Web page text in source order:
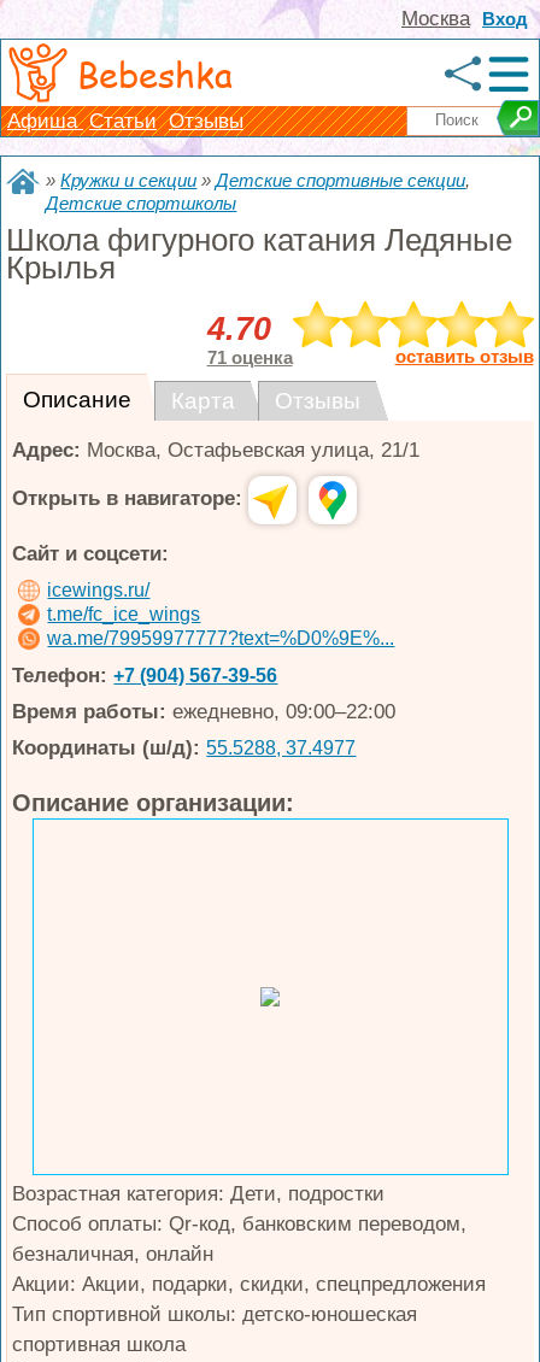
Вход
Москва
Bebeshka
Афиша Статьи Отзывы
»Кружки и секции »Детские спортивные секции,
Детские спортшколы
Школа фигурного катания Ледяные
Крылья
4.70
71 оценка оставить отзыв
Описание Карта Отзывы
Адрес: Москва,Остафьевская улица, 21/1
Открыть в навигаторе:
Сайт и соцсети:
icewings.ru/
t.me/fc_ice_wings
wa.me/79959977777?text=%D0%9E%...
Телефон: +7 (904) 567-39-56
Время работы: ежедневно, 09:00–22:00
Координаты (ш/д): 55.5288, 37.4977
Описание организации:
Возрастная категория: Дети, подростки
Способ оплаты: Qr-код, банковским переводом,
безналичная, онлайн
Акции: Акции, подарки, скидки, спецпредложения
Тип спортивной школы: детско-юношеская
спортивная школа